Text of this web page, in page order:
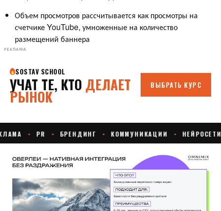
Объем просмотров рассчитывается как просмотры на
счетчике YouTube, умноженные на количество
размещений баннера
РЕКЛАМА